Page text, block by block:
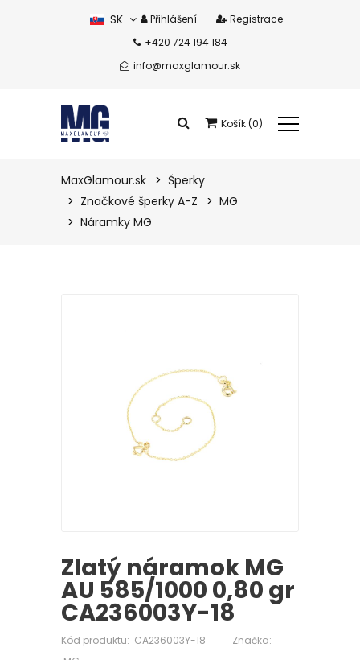
+420 724 194 184
info@maxglamour.sk
SK Přihlášení Registrace
Košík (0)
Zobrazit košík
MaxGlamour.sk
Šperky
Značkové šperky A-Z
MG
Náramky MG
Zlatý náramok MG
AU 585/1000 0,80 gr
CA236003Y-18
Kód produktu: CA236003Y-18
Značka: